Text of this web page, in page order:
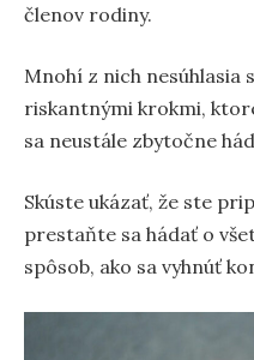
členov rodiny.
Mnohí z nich nesúhlasia
riskantnými krokmi,
sa neustále zbytočne
Skúste ukázať, že ste
prestaňte sa hádať o
spôsob, ako sa vyhnúť